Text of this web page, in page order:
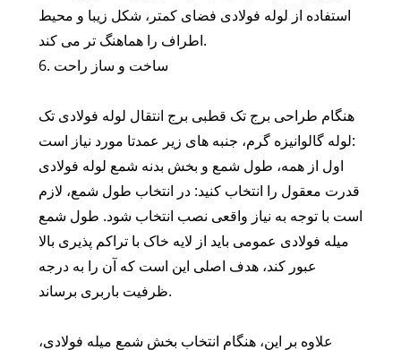
استفاده از لوله فولادی فضای کمتر، شکل زیبا و محیط
اطراف را هماهنگ تر می کند.
6. ساخت و ساز راحت
هنگام طراحی برج تک قطبی برج انتقال لوله فولادی تک
لوله گالوانیزه گرم، جنبه های زیر عمدتا مورد نیاز است:
اول از همه، طول شمع و بخش بدنه شمع لوله فولادی
قدرت معقول را انتخاب کنید: در انتخاب طول شمع، لازم
است با توجه به نیاز واقعی نصب انتخاب شود. طول شمع
میله فولادی عمومی باید از لایه خاک با تراکم پذیری بالا
عبور کند، هدف اصلی این است که آن را به درجه
ظرفیت باربری برساند.
علاوه بر این، هنگام انتخاب بخش شمع میله فولادی،